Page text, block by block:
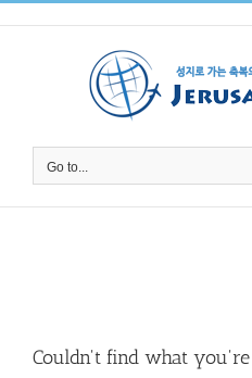
to
Go to...
Couldn't find what